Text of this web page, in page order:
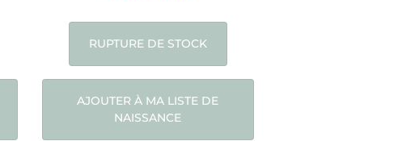
RUPTURE DE STOCK
AJOUTER À MA LISTE DE
NAISSANCE